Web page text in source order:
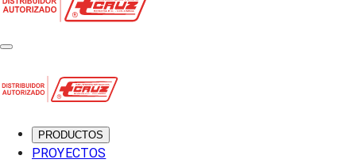
PRODUCTOS
PROYECTOS